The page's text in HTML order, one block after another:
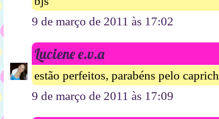
9 de março de 2011 às 17:02
Luciene e.v.a
estão perfeitos, parabéns pelo
9 de março de 2011 às 17:09